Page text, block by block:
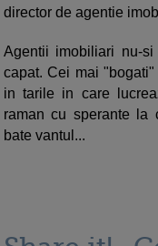
director de agentie
Agentii imobiliari nu-
capat. Cei mai
in tarile in care
raman cu sperante la
bate vantul...